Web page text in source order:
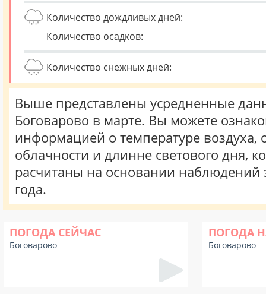
Количество дождливых дней:
Количество осадков:
Количество снежных дней:
Выше представлены усредненные
Боговарово в марте. Вы можете
информацией о температуре воздуха,
облачности и длинне светового дня,
расчитаны на основании наблюдений
года.
ПОГОДА СЕЙЧАС
Боговарово
ПОГОДА
Боговарово